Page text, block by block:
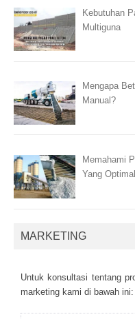
Kebutuhan
Multiguna
Mengapa
Manual?
Memahami
Yang Optimal
MARKETING
Untuk kоnsultаsі tеntаng
mаrkеtіng kаmі dі bаwаh іnі: